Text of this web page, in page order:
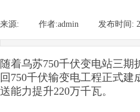
来源: 作者:admin 发布时间:
随着乌苏750千伏变电站三
回750千伏输变电工程正式
送能力提升220万千瓦。